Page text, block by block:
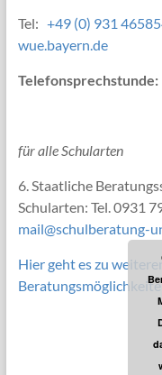
Tel: +49 (0) 931
wue.bayern.de
Telefonsprechstunde:
für alle Schularten
6. Staatliche
Schularten: Tel. 0931
mail@schulberatung-
Hier geht es zu